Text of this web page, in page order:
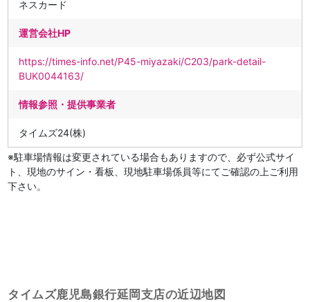
ネスカード
運営会社HP
https://times-info.net/P45-miyazaki/C203/park-detail-
BUK0044163/
情報参照・提供事業者
タイムズ24(株)
※駐車場情報は変更されている場合もありますので、必ず公式サイ
ト、現地のサイン・看板、現地駐車場係員等にてご確認の上ご利用
下さい。
タイムズ鹿児島銀行延岡支店の近辺地図